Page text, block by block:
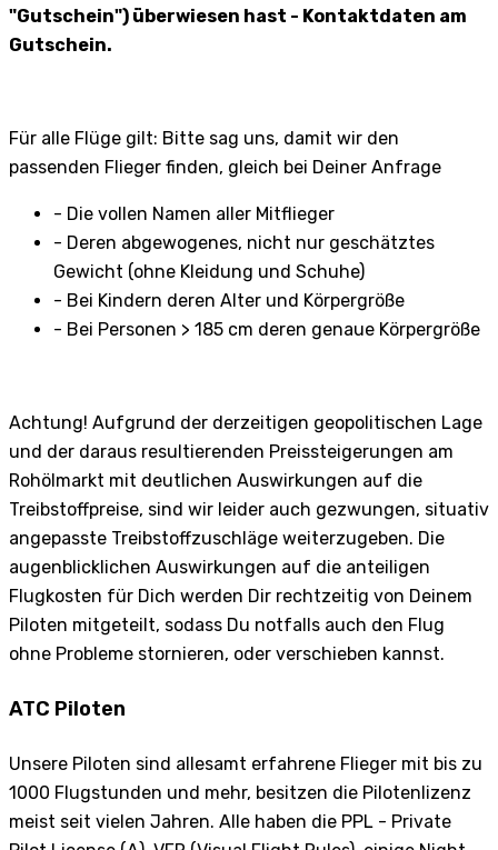
"Gutschein") überwiesen hast - Kontaktdaten am
Gutschein.
Für alle Flüge gilt: Bitte sag uns, damit wir den
passenden Flieger finden, gleich bei Deiner Anfrage
- Die vollen Namen aller Mitflieger
- Deren abgewogenes, nicht nur geschätztes
Gewicht (ohne Kleidung und Schuhe)
- Bei Kindern deren Alter und Körpergröße
- Bei Personen > 185 cm deren genaue Körpergröße
Achtung! Aufgrund der derzeitigen geopolitischen Lage
und der daraus resultierenden Preissteigerungen am
Rohölmarkt mit deutlichen Auswirkungen auf die
Treibstoffpreise, sind wir leider auch gezwungen, situativ
angepasste Treibstoffzuschläge weiterzugeben. Die
augenblicklichen Auswirkungen auf die anteiligen
Flugkosten für Dich werden Dir rechtzeitig von Deinem
Piloten mitgeteilt, sodass Du notfalls auch den Flug
ohne Probleme stornieren, oder verschieben kannst.
ATC Piloten
Unsere Piloten sind allesamt erfahrene Flieger mit bis zu
1000 Flugstunden und mehr, besitzen die Pilotenlizenz
meist seit vielen Jahren. Alle haben die PPL - Private